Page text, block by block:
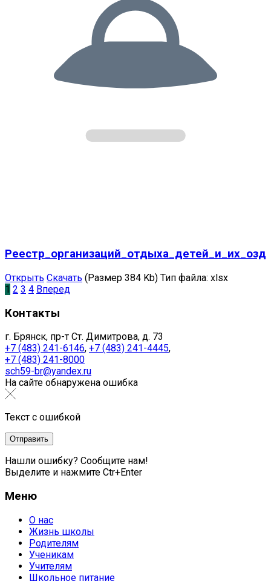
Открыть Скачать (Размер 384 Kb) Тип файла: xlsx
1 2 3 4 Вперед
Контакты
г. Брянск, пр-т Ст. Димитрова, д. 73
+7 (483) 241-6146, +7 (483) 241-4445,
+7 (483) 241-8000
sch59-br@yandex.ru
На сайте обнаружена ошибка
Текст с ошибкой
Нашли ошибку? Сообщите нам!
Выделите и нажмите Ctr+Enter
Меню
О нас
Жизнь школы
Родителям
Ученикам
Учителям
Школьное питание